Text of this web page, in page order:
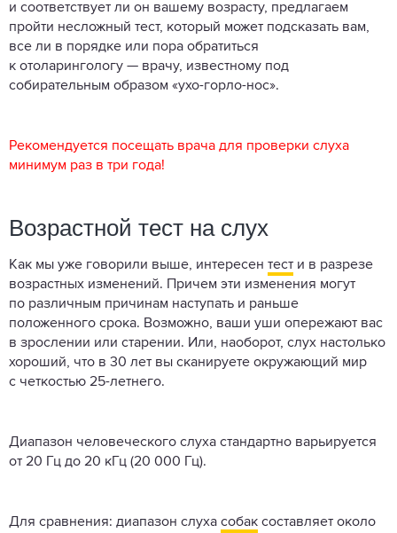
и соответствует ли он вашему возрасту, предлагаем
пройти несложный тест, который может подсказать вам,
все ли в порядке или пора обратиться
к отоларингологу — врачу, известному под
собирательным образом «ухо-горло-нос».
Рекомендуется посещать врача для проверки слуха
минимум раз в три года!
Возрастной тест на слух
Как мы уже говорили выше, интересен тест и в разрезе
возрастных изменений. Причем эти изменения могут
по различным причинам наступать и раньше
положенного срока. Возможно, ваши уши опережают вас
в зрослении или старении. Или, наоборот, слух настолько
хороший, что в 30 лет вы сканируете окружающий мир
с четкостью 25-летнего.
Диапазон человеческого слуха стандартно варьируется
от 20 Гц до 20 кГц (20 000 Гц).
Для сравнения: диапазон слуха собак составляет около